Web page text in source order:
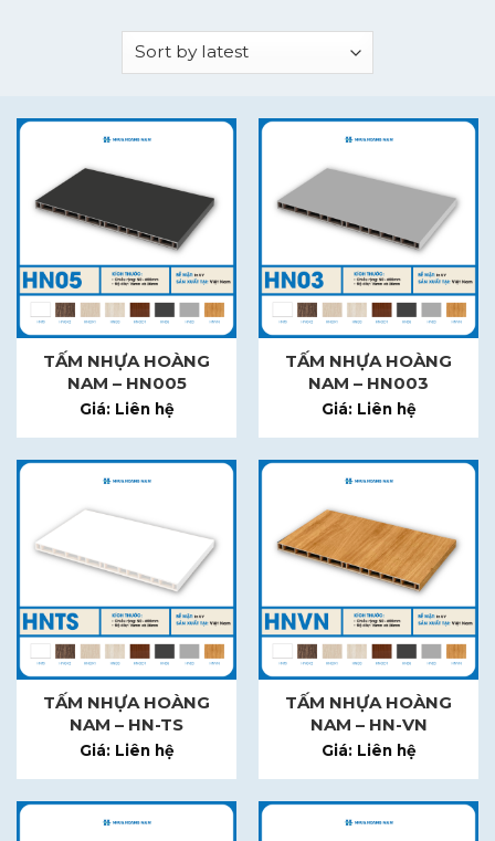
TẤM NHỰA HOÀNG
NAM – HN005
Giá: Liên hệ
TẤM NHỰA HOÀNG
NAM – HN003
Giá: Liên hệ
TẤM NHỰA HOÀNG
NAM – HN-TS
Giá: Liên hệ
TẤM NHỰA HOÀNG
NAM – HN-VN
Giá: Liên hệ